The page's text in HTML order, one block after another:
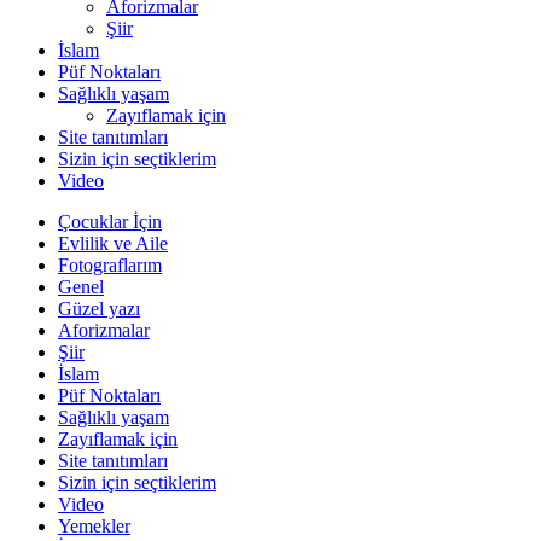
Aforizmalar
Şiir
İslam
Püf Noktaları
Sağlıklı yaşam
Zayıflamak için
Site tanıtımları
Sizin için seçtiklerim
Video
Çocuklar İçin
Evlilik ve Aile
Fotograflarım
Genel
Güzel yazı
Aforizmalar
Şiir
İslam
Püf Noktaları
Sağlıklı yaşam
Zayıflamak için
Site tanıtımları
Sizin için seçtiklerim
Video
Yemekler